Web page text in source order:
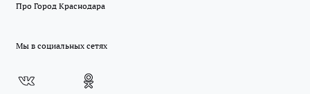
Про Город Краснодара
Мы в социальных сетях